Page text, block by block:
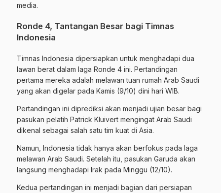
media.
Ronde 4, Tantangan Besar bagi Timnas
Indonesia
Timnas Indonesia dipersiapkan untuk menghadapi dua
lawan berat dalam laga Ronde 4 ini. Pertandingan
pertama mereka adalah melawan tuan rumah Arab Saudi
yang akan digelar pada Kamis (9/10) dini hari WIB.
Pertandingan ini diprediksi akan menjadi ujian besar bagi
pasukan pelatih Patrick Kluivert mengingat Arab Saudi
dikenal sebagai salah satu tim kuat di Asia.
Namun, Indonesia tidak hanya akan berfokus pada laga
melawan Arab Saudi. Setelah itu, pasukan Garuda akan
langsung menghadapi Irak pada Minggu (12/10).
Kedua pertandingan ini menjadi bagian dari persiapan